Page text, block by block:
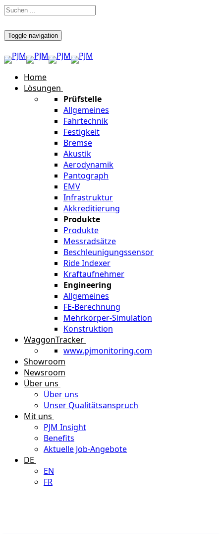
Toggle navigation
Home
Lösungen
Prüfstelle
Allgemeines
Fahrtechnik
Festigkeit
Bremse
Akustik
Aerodynamik
Pantograph
EMV
Infrastruktur
Akkreditierung
Produkte
Produkte
Messradsätze
Beschleunigungssensor
Ride Indexer
Kraftaufnehmer
Engineering
Allgemeines
FE-Berechnung
Mehrkörper-Simulation
Konstruktion
WaggonTracker
www.pjmonitoring.com
Showroom
Newsroom
Über uns
Über uns
Unser Qualitätsanspruch
Mit uns
PJM Insight
Benefits
Aktuelle Job-Angebote
DE
EN
FR